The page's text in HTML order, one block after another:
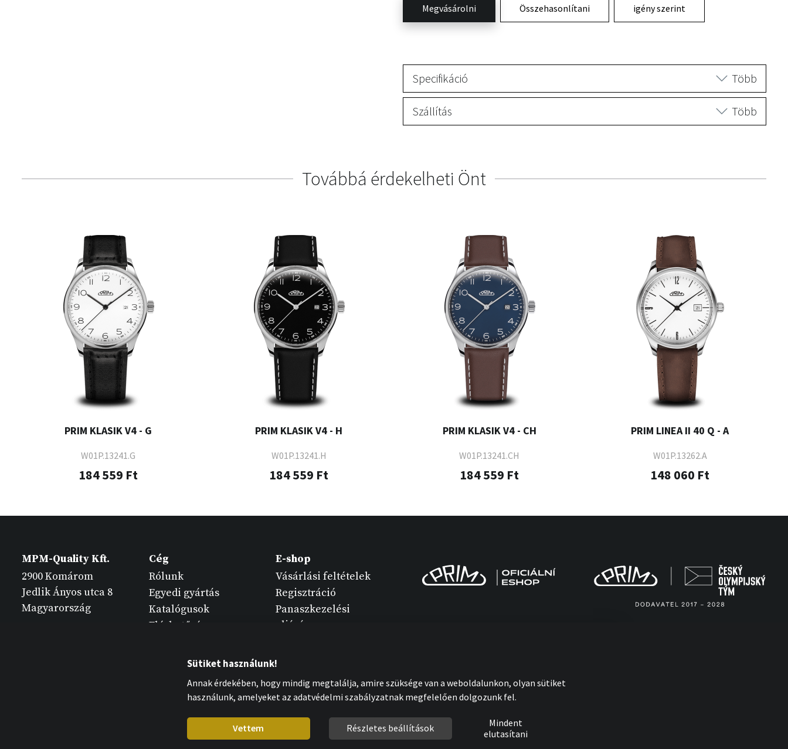
Megvásárolni Összehasonlítani igény szerint
Specifikáció Több
Szállítás Több
Továbbá érdekelheti Önt
PRIM KLASIK V4 - G
W01P.13241.G
184 559 Ft
PRIM KLASIK V4 - H
W01P.13241.H
184 559 Ft
PRIM KLASIK V4 - CH
W01P.13241.CH
184 559 Ft
PRIM LINEA II 40 Q - A
W01P.13262.A
148 060 Ft
MPM-Quality Kft.
2900 Komárom
Jedlik Ányos utca 8
Magyarország
Cég
Rólunk
Egyedi gyártás
Katalógusok
Elérhetőség
E-shop
Vásárlási feltételek
Regisztráció
Panaszkezelési
eljárás
Óra karbantartása
védelme
Sütiket használunk!
Annak érdekében, hogy mindig megtalálja, amire szüksége van a weboldalunkon, olyan sütiket
használunk, amelyeket az adatvédelmi szabályzatnak megfelelően dolgozunk fel.
Vettem Részletes beállítások
Mindent
elutasítani